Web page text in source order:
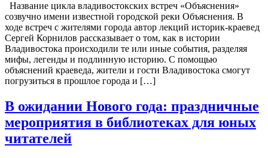
Название цикла владивостокских встреч «Объяснения»
созвучно имени известной городской реки Объяснения. В
ходе встреч с жителями города автор лекций историк-краевед
Сергей Корнилов рассказывает о том, как в истории
Владивостока происходили те или иные события, разделяя
мифы, легенды и подлинную историю. С помощью
объяснений краеведа, жители и гости Владивостока смогут
погрузиться в прошлое города и […]
В ожидании Нового года: праздничные
мероприятия в библиотеках для юных
читателей